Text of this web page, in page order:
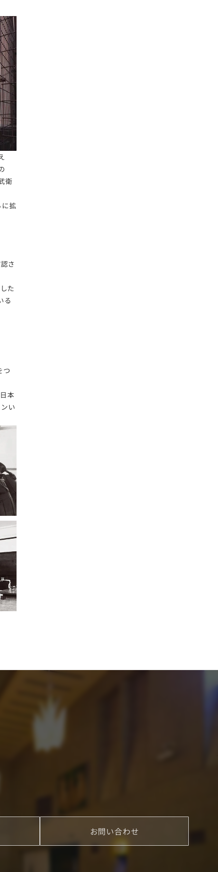
衛
拡
さ
た
る
つ
本
い
お問い合わせ